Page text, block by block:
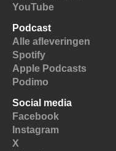
YouTube
Podcast
Alle afleveringen
Spotify
Apple Podcasts
Podimo
Social media
Facebook
Instagram
X